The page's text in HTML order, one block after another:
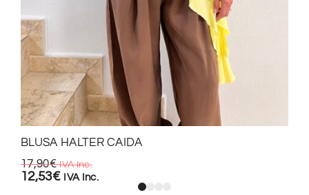
BLUSA HALTER CAIDA
17,90€ IVA Inc.
12,53€ IVA Inc.